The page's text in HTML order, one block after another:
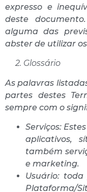
expresso e
deste
alguma das
abster de utilizar os
2. Glossário
As palavras
partes destes
sempre com o
Serviços:
aplicativos,
também
e marketing.
Usuário:
Plataforma/